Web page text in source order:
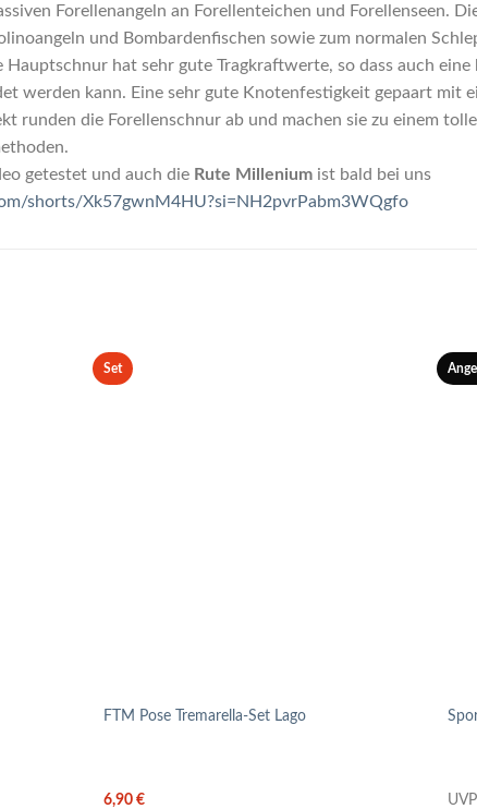
Forellenangeln an Forellenteichen und Forellenseen.
und Bombardenfischen sowie zum normalen
Hauptschnur hat sehr gute Tragkraftwerte, so dass auch
werden kann. Eine sehr gute Knotenfestigkeit gepaart mit
runden die Forellenschnur ab und machen sie zu einem
getestet und auch die Rute Milleniumist bald bei uns
shorts/Xk57gwnM4HU?si=NH2pvrPabm3WQgfo
Set
FTM Pose Tremarella-Set Lago
6,90€